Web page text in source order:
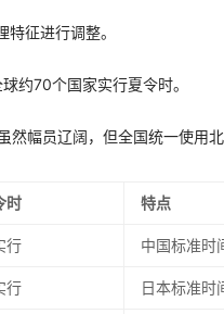
征进行调整。
约70个国家实行夏令时。
幅员辽阔，但全国统一使用北
时 特点
行 中国标准时
行 日本标准时